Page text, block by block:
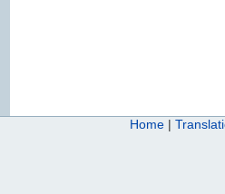
Home |